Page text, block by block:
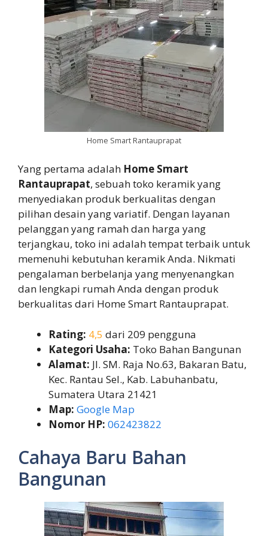
Home Smart Rantauprapat
Yang pertama adalah Home Smart
Rantauprapat, sebuah toko keramik yang
menyediakan produk berkualitas dengan
pilihan desain yang variatif. Dengan layanan
pelanggan yang ramah dan harga yang
terjangkau, toko ini adalah tempat terbaik untuk
memenuhi kebutuhan keramik Anda. Nikmati
pengalaman berbelanja yang menyenangkan
dan lengkapi rumah Anda dengan produk
berkualitas dari Home Smart Rantauprapat.
Rating: 4,5 dari 209 pengguna
Kategori Usaha: Toko Bahan Bangunan
Alamat: Jl. SM. Raja No.63, Bakaran Batu,
Kec. Rantau Sel., Kab. Labuhanbatu,
Sumatera Utara 21421
Map: Google Map
Nomor HP: 062423822
Cahaya Baru Bahan
Bangunan